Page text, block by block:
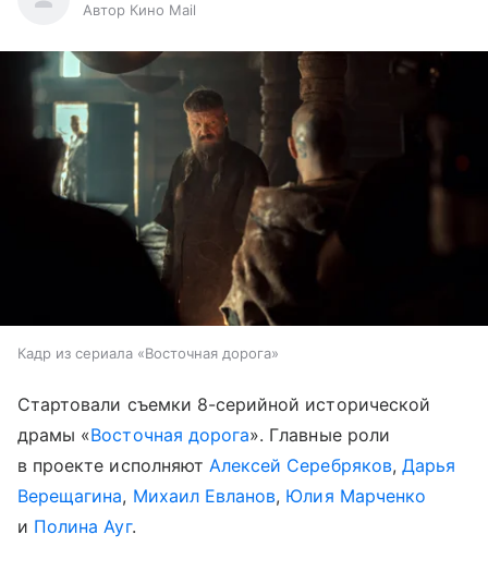
Автор Кино Mail
Кадр из сериала «Восточная дорога»
Стартовали съемки 8-серийной исторической
драмы «Восточная дорога». Главные роли
в проекте исполняют Алексей Серебряков, Дарья
Верещагина, Михаил Евланов, Юлия Марченко
и Полина Ауг.